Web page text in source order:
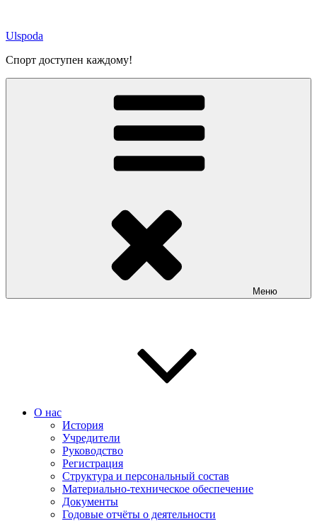
содержимому
Ulspoda
Спорт доступен каждому!
Меню
О нас
История
Учредители
Руководство
Регистрация
Структура и персональный состав
Материально-техническое обеспечение
Документы
Годовые отчёты о деятельности